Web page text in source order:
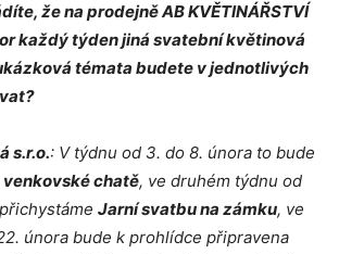
že na prodejně AB KVĚTINÁŘSTVÍ
každý týden jiná svatební květinová
témata budete v jednotlivých
s.r.o.: V týdnu od 3. do 8. února to bude
chatě, ve druhém týdnu od
Jarní svatbu na zámku, ve
února bude k prohlídce připravena